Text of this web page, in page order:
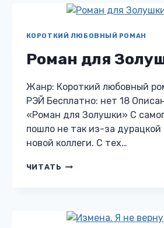
КОРОТКИЙ ЛЮБОВНЫЙ РОМАН
Роман для
Жанр: Короткий любовный
РЭЙ Бесплатно: нет 18
«Роман для Золушки» С
пошло не так из-за
новой коллеги. С тех…
ЧИТАТЬ РОМАН